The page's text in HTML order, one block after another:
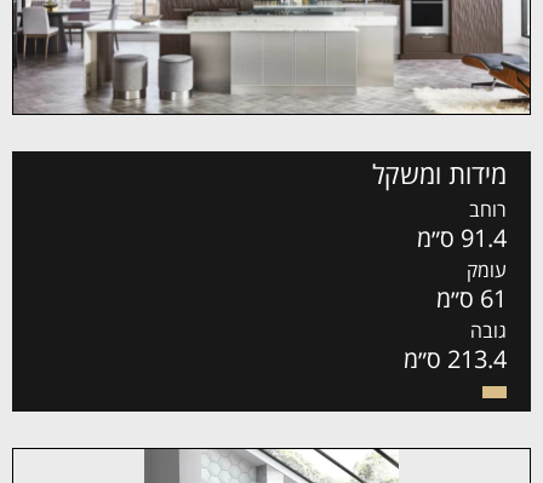
מידות ומשקל
רוחב
91.4 ס״מ
עומק
61 ס״מ
גובה
213.4 ס״מ